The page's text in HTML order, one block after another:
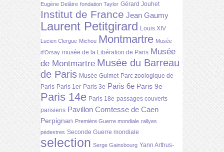
Eugène Delâtre fondation Taylor Gérard Jouhet
Institut de France Jean Gaumy
Laurent Petitgirard Louis XIV
Lucien Clergue Michou Montmartre Musée
d'Orsay musée de la Libération de Paris Musée
de Montmartre Musée du Barreau
de Paris Musée Guimet Parc zoologique de
Paris Paris 1er Paris 3e Paris 6e Paris 9e
Paris 14e Paris 18e passages couverts
parisiens Pavillon Comtesse de Caen
Perpignan Première Guerre mondiale rallyes
pédestres Seconde Guerre mondiale
selection Serge Gainsbourg Yann Arthus-